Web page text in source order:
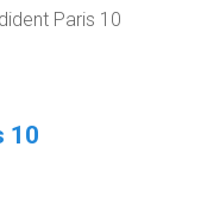
Paris 10
10